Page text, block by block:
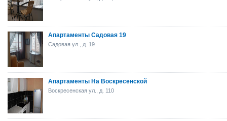
Апартаменты Садовая 19
Садовая ул., д. 19
Апартаменты На Воскресенской
Воскресенская ул., д. 110